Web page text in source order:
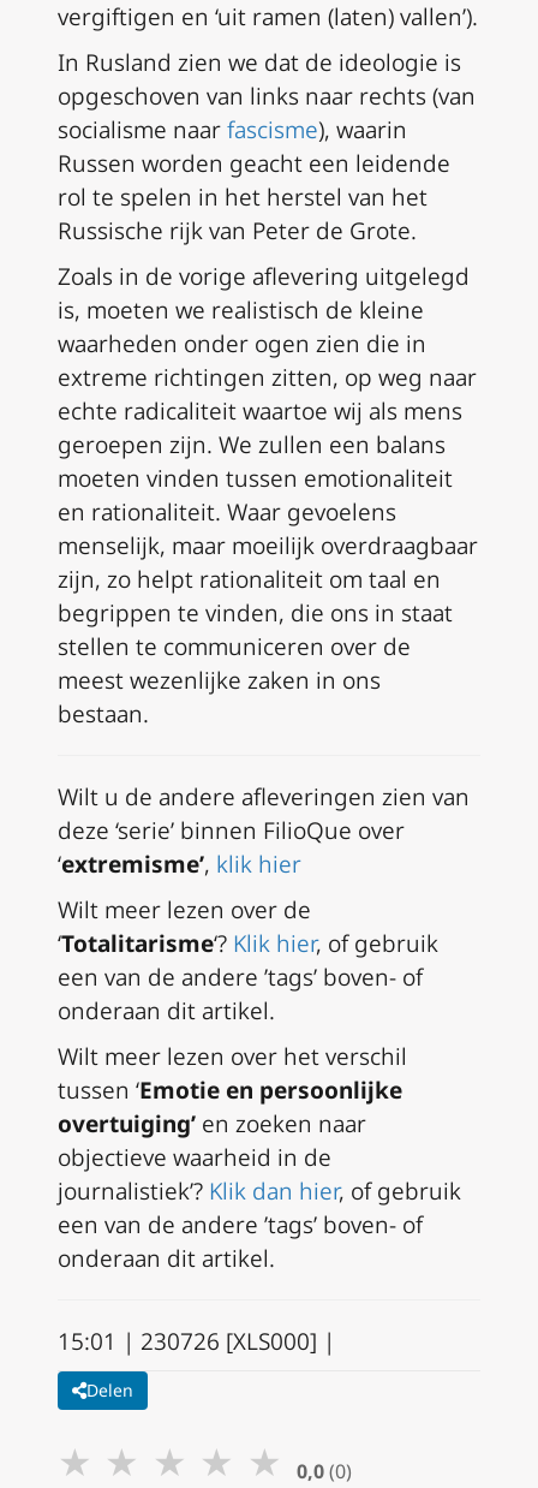
vergiftigen en ‘uit ramen (laten) vallen’).
In Rusland zien we dat de ideologie is
opgeschoven van links naar rechts (van
socialisme naarfascisme), waarin
Russen worden geacht een leidende
rol te spelen in het herstel van het
Russische rijk van Peter de Grote.
Zoals in de vorige aflevering uitgelegd
is, moeten we realistisch de kleine
waarheden onder ogen zien die in
extreme richtingen zitten, op weg naar
echte radicaliteit waartoe wij als mens
geroepen zijn. We zullen een balans
moeten vinden tussen emotionaliteit
en rationaliteit. Waar gevoelens
menselijk, maar moeilijk overdraagbaar
zijn, zo helpt rationaliteit om taal en
begrippen te vinden, die ons in staat
stellen te communiceren over de
meest wezenlijke zaken in ons
bestaan.
Wilt u de andere afleveringen zien van
deze ‘serie’ binnen FilioQue over
‘extremisme’, klik hier
Wilt meer lezen over de
‘Totalitarisme‘? Klik hier, of gebruik
een van de andere ’tags’ boven- of
onderaan dit artikel.
Wilt meer lezen over het verschil
tussen ‘Emotie en persoonlijke
overtuiging’ en zoeken naar
objectieve waarheid in de
journalistiek’? Klik dan hier, of gebruik
een van de andere ’tags’ boven- of
onderaan dit artikel.
15:01 | 230726 [XLS000] |
Delen
★ ★ ★ ★ ★ 0,0 (0)